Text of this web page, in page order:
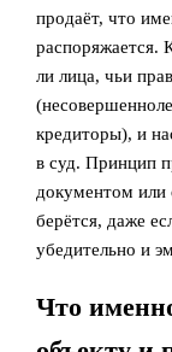
продаёт, что
распоряжается.
ли лица, чьи
кредиторы), и
в суд. Принцип
документом или
берётся, даже
убедительно и
Что